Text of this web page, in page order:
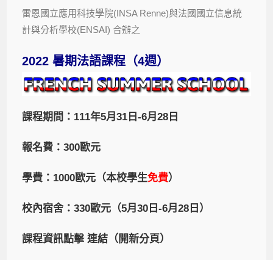
雷恩國立應用科技學院(INSA Renne)與法國國立信息統
計與分析學校(ENSAI) 合辦之
2022 暑期法語課程（4週）
課程期間：111年5月31日-6月28日
報名費：300歐元
學費：1000歐元（本校學生免費）
校內宿舍：330歐元（5月30日-6月28日）
課程資訊點擊連結（開新分頁）